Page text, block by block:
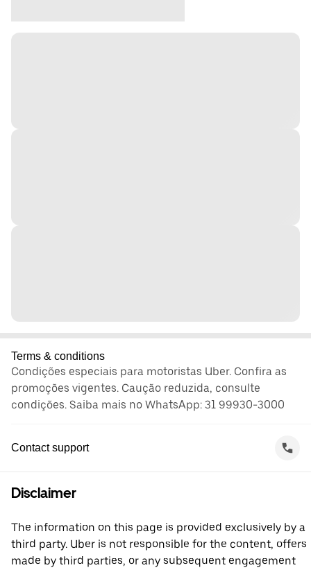
Terms & conditions
Condições especiais para motoristas Uber. Confira as
promoções vigentes. Caução reduzida, consulte
condições. Saiba mais no WhatsApp: 31 99930-3000
Contact support
Disclaimer
The information on this page is provided exclusively by a
third party. Uber is not responsible for the content, offers
made by third parties, or any subsequent engagement